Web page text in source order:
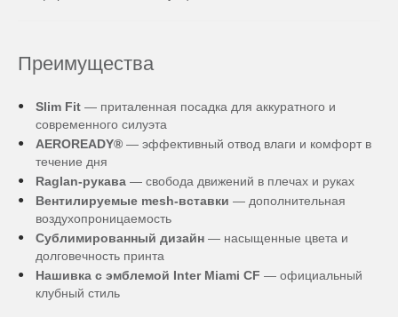
Преимущества
Slim Fit — приталенная посадка для аккуратного и
современного силуэта
AEROREADY® — эффективный отвод влаги и комфорт в
течение дня
Raglan-рукава — свобода движений в плечах и руках
Вентилируемые mesh-вставки — дополнительная
воздухопроницаемость
Сублимированный дизайн — насыщенные цвета и
долговечность принта
Нашивка с эмблемой Inter Miami CF — официальный
клубный стиль